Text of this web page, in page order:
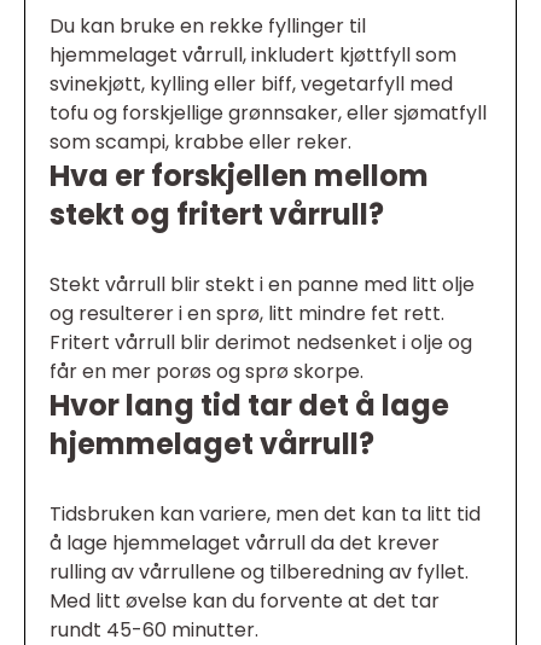
Du kan bruke en rekke fyllinger til
hjemmelaget vårrull, inkludert kjøttfyll som
svinekjøtt, kylling eller biff, vegetarfyll med
tofu og forskjellige grønnsaker, eller sjømatfyll
som scampi, krabbe eller reker.
Hva er forskjellen mellom
stekt og fritert vårrull?
Stekt vårrull blir stekt i en panne med litt olje
og resulterer i en sprø, litt mindre fet rett.
Fritert vårrull blir derimot nedsenket i olje og
får en mer porøs og sprø skorpe.
Hvor lang tid tar det å lage
hjemmelaget vårrull?
Tidsbruken kan variere, men det kan ta litt tid
å lage hjemmelaget vårrull da det krever
rulling av vårrullene og tilberedning av fyllet.
Med litt øvelse kan du forvente at det tar
rundt 45-60 minutter.